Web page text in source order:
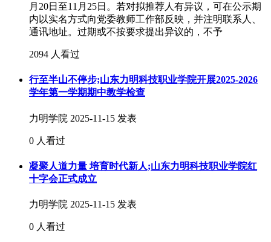
月20日至11月25日。若对拟推荐人有异议，可在公示期
内以实名方式向党委教师工作部反映，并注明联系人、
通讯地址。过期或不按要求提出异议的，不予
2094 人看过
行至半山不停步;山东力明科技职业学院开展2025-2026
学年第一学期期中教学检查
力明学院 2025-11-15 发表
0 人看过
凝聚人道力量 培育时代新人;山东力明科技职业学院红
十字会正式成立
力明学院 2025-11-15 发表
0 人看过